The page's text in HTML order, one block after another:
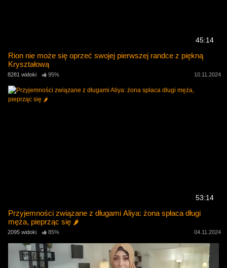
45:14
Rion nie może się oprzeć swojej pierwszej randce z piękną
Kryształową
8281 widoki 95% 10.11.2024
53:14
Przyjemności związane z długami Aliya: żona spłaca długi
męża, pieprząc się 🌶️
2095 widoki 85% 04.11.2024